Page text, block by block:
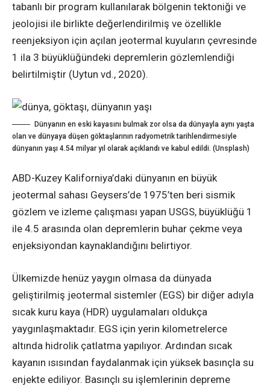
tabanlı bir program kullanılarak bölgenin tektoniği ve
jeolojisi ile birlikte değerlendirilmiş ve özellikle
reenjeksiyon için açılan jeotermal kuyuların çevresinde
1 ila 3 büyüklüğündeki depremlerin gözlemlendiği
belirtilmiştir (Uytun vd., 2020).
Dünyanın en eski kayasını bulmak zor olsa da dünyayla aynı yaşta
olan ve dünyaya düşen göktaşlarının radyometrik tarihlendirmesiyle
dünyanın yaşı 4.54 milyar yıl olarak açıklandı ve kabul edildi. (Unsplash)
ABD-Kuzey Kaliforniya’daki dünyanın en büyük
jeotermal sahası Geysers’de 1975’ten beri sismik
gözlem ve izleme çalışması yapan USGS, büyüklüğü 1
ile 4.5 arasında olan depremlerin buhar çekme veya
enjeksiyondan kaynaklandığını belirtiyor.
Ülkemizde henüz yaygın olmasa da dünyada
geliştirilmiş jeotermal sistemler (EGS) bir diğer adıyla
sıcak kuru kaya (HDR) uygulamaları oldukça
yaygınlaşmaktadır. EGS için yerin kilometrelerce
altında hidrolik çatlatma yapılıyor. Ardından sıcak
kayanın ısısından faydalanmak için yüksek basınçla su
enjekte ediliyor. Basınçlı su işlemlerinin depreme